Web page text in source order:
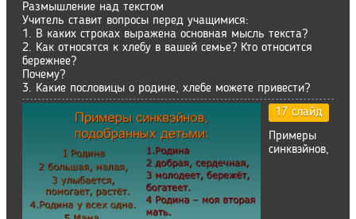
Размышление над текстом
Учитель ставит вопросы перед учащимися:
1. В каких строках выражена основная мысль текста?
2. Как относятся к хлебу в вашей семье? Кто относится
бережнее?
Почему?
3. Какие пословицы о родине, хлебе можете привести?
17 слайд
Примеры
синквэйнов,